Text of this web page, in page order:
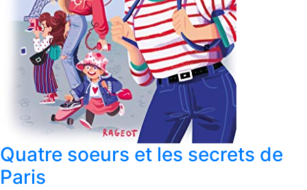
Quatre soeurs et les secrets de
Paris